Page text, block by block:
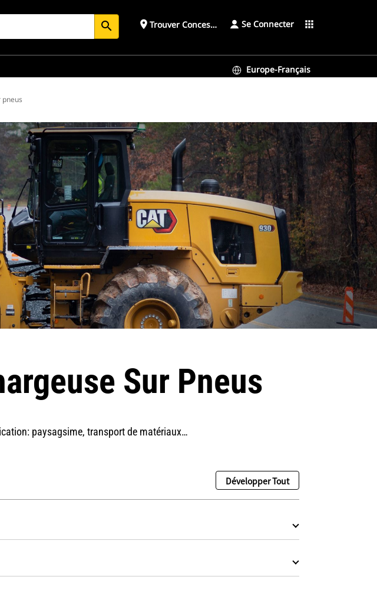
search place Trouver ConcessionnaireSe Connecter apps
Europe-Français
Sur Pneus
paysagsime, transport de matériaux…
Développer Tout